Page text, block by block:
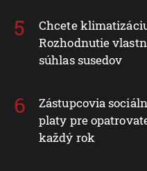
Chcete
Rozhodnutie
súhlas susedov
Zástupcovia
platy pre
každý rok